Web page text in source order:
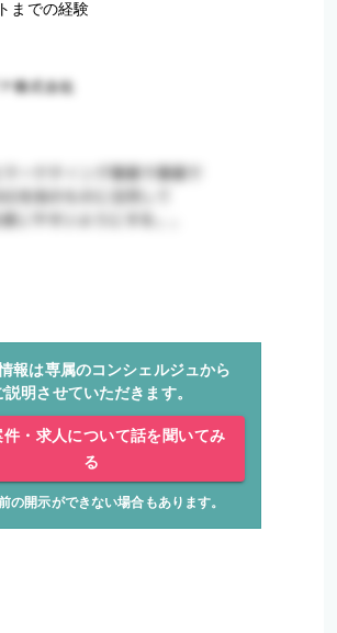
までの経験
報は専属のコンシェルジュから
説明させていただきます。
件・求人について話を聞いてみ
る
の開示ができない場合もあります。